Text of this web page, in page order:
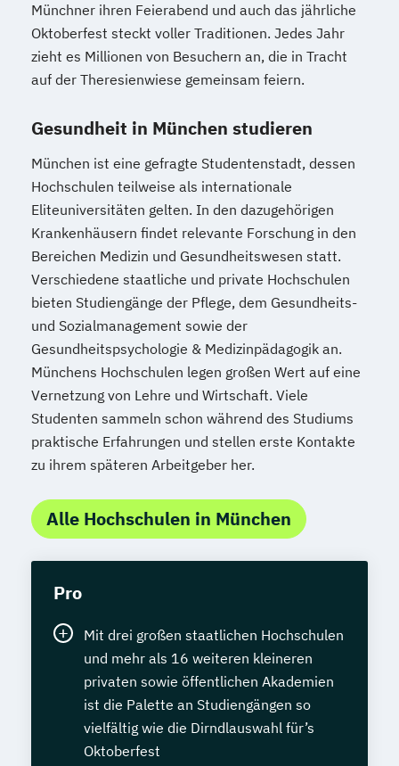
Münchner ihren Feierabend und auch das jährliche
Oktoberfest steckt voller Traditionen. Jedes Jahr
zieht es Millionen von Besuchern an, die in Tracht
auf der Theresienwiese gemeinsam feiern.
Gesundheit in München studieren
München ist eine gefragte Studentenstadt, dessen
Hochschulen teilweise als internationale
Eliteuniversitäten gelten. In den dazugehörigen
Krankenhäusern findet relevante Forschung in den
Bereichen Medizin und Gesundheitswesen statt.
Verschiedene staatliche und private Hochschulen
bieten Studiengänge der Pflege, dem Gesundheits-
und Sozialmanagement sowie der
Gesundheitspsychologie & Medizinpädagogik an.
Münchens Hochschulen legen großen Wert auf eine
Vernetzung von Lehre und Wirtschaft. Viele
Studenten sammeln schon während des Studiums
praktische Erfahrungen und stellen erste Kontakte
zu ihrem späteren Arbeitgeber her.
Alle Hochschulen in München
Pro
Mit drei großen staatlichen Hochschulen
und mehr als 16 weiteren kleineren
privaten sowie öffentlichen Akademien
ist die Palette an Studiengängen so
vielfältig wie die Dirndlauswahl für’s
Oktoberfest